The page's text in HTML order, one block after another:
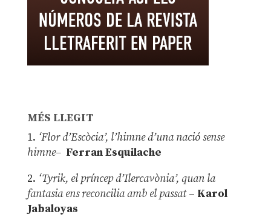
MÉS LLEGIT
1. ‘Flor d’Escòcia’, l’himne d’una nació sense
himne– Ferran Esquilache
2. ‘Tyrik, el príncep d’Ilercavònia’, quan la
fantasia ens reconcilia amb el passat– Karol
Jabaloyas